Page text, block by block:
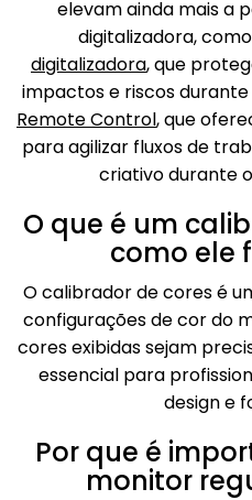
elevam ainda mais a
digitalizadora,
digitalizadora, que
impactos e riscos
Remote Control, que
para agilizar fluxos de
criativo durante
O que é um
como ele
O calibrador de cores é
configurações de cor do
cores exibidas sejam
essencial para
design e
Por que é
monitor